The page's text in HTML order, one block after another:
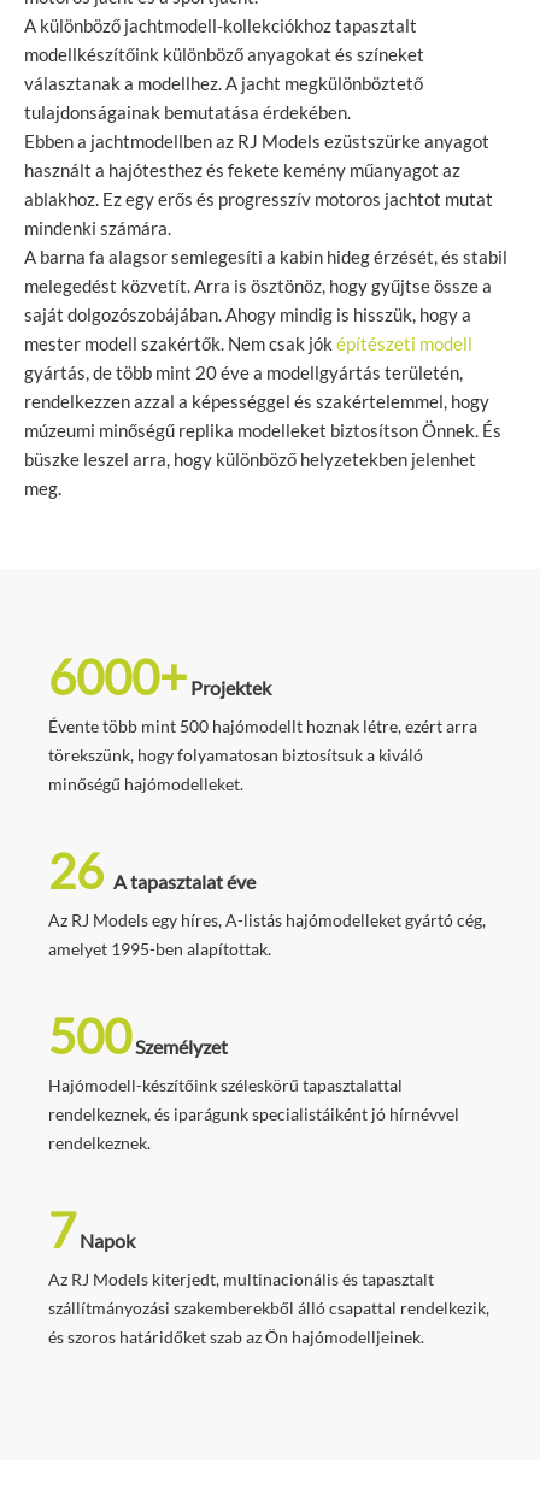
A különböző jachtmodell-kollekciókhoz tapasztalt
modellkészítőink különböző anyagokat és színeket
választanak a modellhez. A jacht megkülönböztető
tulajdonságainak bemutatása érdekében.
Ebben a jachtmodellben az RJ Models ezüstszürke anyagot
használt a hajótesthez és fekete kemény műanyagot az
ablakhoz. Ez egy erős és progresszív motoros jachtot mutat
mindenki számára.
A barna fa alagsor semlegesíti a kabin hideg érzését, és stabil
melegedést közvetít. Arra is ösztönöz, hogy gyűjtse össze a
saját dolgozószobájában. Ahogy mindig is hisszük, hogy a
mester modell szakértők. Nem csak jók építészeti modell
gyártás, de több mint 20 éve a modellgyártás területén,
rendelkezzen azzal a képességgel és szakértelemmel, hogy
múzeumi minőségű replika modelleket biztosítson Önnek. És
büszke leszel arra, hogy különböző helyzetekben jelenhet
meg.
6000+ Projektek
Évente több mint 500 hajómodellt hoznak létre, ezért arra
törekszünk, hogy folyamatosan biztosítsuk a kiváló
minőségű hajómodelleket.
26 A tapasztalat éve
Az RJ Models egy híres, A-listás hajómodelleket gyártó cég,
amelyet 1995-ben alapítottak.
500Személyzet
Hajómodell-készítőink széleskörű tapasztalattal
rendelkeznek, és iparágunk specialistáiként jó hírnévvel
rendelkeznek.
7 Napok
Az RJ Models kiterjedt, multinacionális és tapasztalt
szállítmányozási szakemberekből álló csapattal rendelkezik,
és szoros határidőket szab az Ön hajómodelljeinek.